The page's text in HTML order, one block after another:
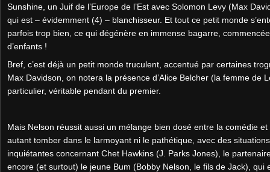
Sunshine, un Juif de l’Europe de l’Est avec Solomon Levy (Max
qui est – évidemment (4) – blanchisseur. Et tout ce petit monde
parfois trop bien, ce qui dégénère en immense bagarre,
d’enfants !
Bref, c’est déjà un petit monde truculent, accentué par certaines
Max Davidson, on notera la présence d’Alice Belcher (la femme de
particulier, véritable pendant du premier.
Mais Nelson réussit aussi un mélange bien dosé entre la comédie
autant tomber dans le larmoyant ni le pathétique, avec des
inquiétantes concernant Chet Hawkins (J. Parks Jones), le
encore (et surtout) le jeune Bum (Bobby Nelson, le fils de Jack), qui